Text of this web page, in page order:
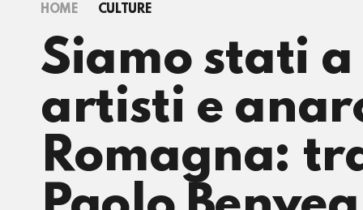
HOME CULTURE
Siamo stati
artisti e
Romagna: